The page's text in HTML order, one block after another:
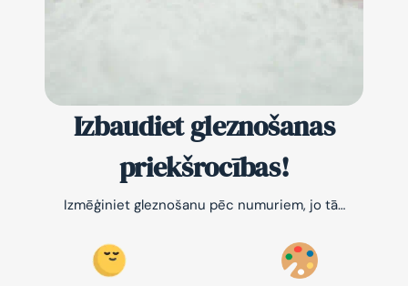
Izbaudiet gleznošanas
priekšrocības!
Izmēģiniet gleznošanu pēc numuriem, jo tā…